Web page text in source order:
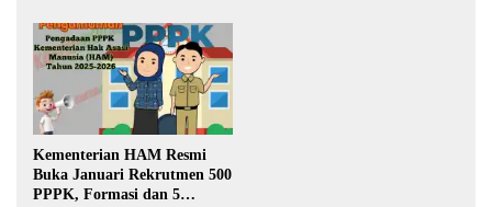
Warga
Kementerian HAM Resmi
Buka Januari Rekrutmen 500
PPPK, Formasi dan 5